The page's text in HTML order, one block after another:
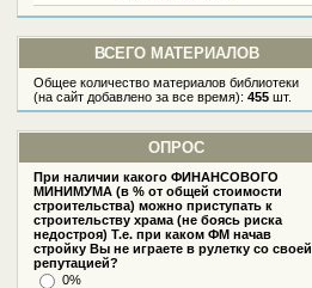
ВСЕГО МАТЕРИАЛОВ
Общее количество материалов библиотеки
(на сайт добавлено за все время):455 шт.
ОПРОС
При наличии какого ФИНАНСОВОГО
МИНИМУМА (в % от общей стоимости
строительства) можно приступать к
строительству храма (не боясь риска
недостроя) Т.е. при каком ФМ начав
стройку Вы не играете в рулетку со своей
репутацией?
0%